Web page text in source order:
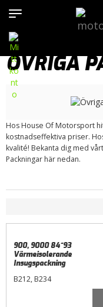
>
>Motor / Tillbehör
ÖVRIGA
Hos House Of Motorsport
kostnadseffektiva priser.
kvalité! Bekanta dig med
Packningar här nedan.
900, 9000 84~93
Värmeisolerande
Insugspackning
B212, B234